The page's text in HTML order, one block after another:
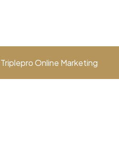
Triplepro Online Marketing